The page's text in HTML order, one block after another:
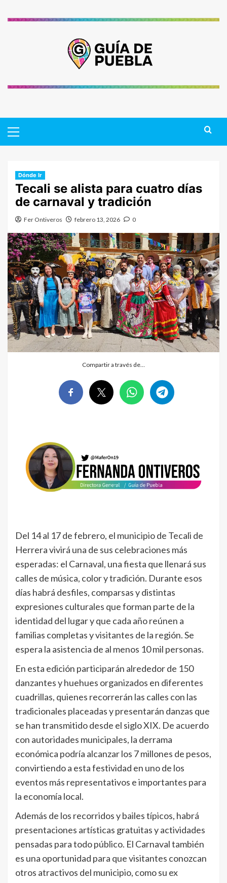
Menu
Dónde Ir
Tecali se alista para cuatro días
de carnaval y tradición
Fer Ontiveros febrero 13, 2026 0
Compartir a través de…
Del 14 al 17 de febrero, el municipio de Tecali de
Herrera vivirá una de sus celebraciones más
esperadas: el Carnaval, una fiesta que llenará sus
calles de música, color y tradición. Durante esos
días habrá desfiles, comparsas y distintas
expresiones culturales que forman parte de la
identidad del lugar y que cada año reúnen a
familias completas y visitantes de la región. Se
espera la asistencia de al menos 10 mil personas.
En esta edición participarán alrededor de 150
danzantes y huehues organizados en diferentes
cuadrillas, quienes recorrerán las calles con las
tradicionales placeadas y presentarán danzas que
se han transmitido desde el siglo XIX. De acuerdo
con autoridades municipales, la derrama
económica podría alcanzar los 7 millones de pesos,
convirtiendo a esta festividad en uno de los
eventos más representativos e importantes para
la economía local.
Además de los recorridos y bailes típicos, habrá
presentaciones artísticas gratuitas y actividades
pensadas para todo público. El Carnaval también
es una oportunidad para que visitantes conozcan
otros atractivos del municipio, como su ex